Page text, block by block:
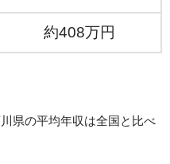
約408万円
県の平均年収は全国と比べ